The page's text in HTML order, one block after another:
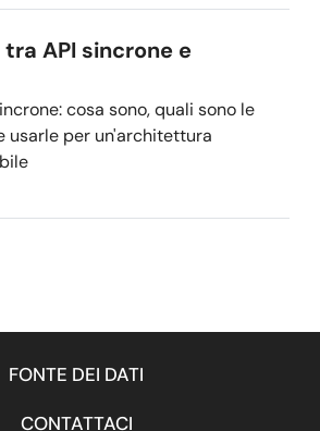
API sincrone e
cosa sono, quali sono le
usarle per un'architettura
FONTE DEI DATI
CONTATTACI